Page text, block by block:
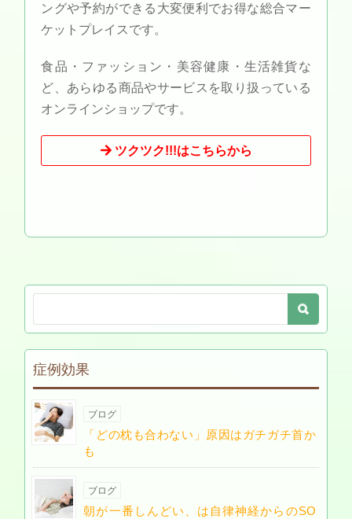
ングや予約ができる大変便利でお得な総合マー
ケットプレイスです。
食品・ファッション・美容健康・生活雑貨な
ど、あらゆる商品やサービスを取り扱っている
オンラインショップです。
ツクツク!!!はこちらから
症例効果
ブログ
「どの枕も合わない」原因はガチガチ首か
も
ブログ
朝が一番しんどい、は自律神経からのSO